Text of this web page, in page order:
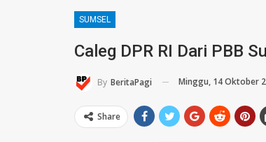
SUMSEL
Caleg DPR RI Dari PBB
By BeritaPagi Minggu, 14 Oktober
Share